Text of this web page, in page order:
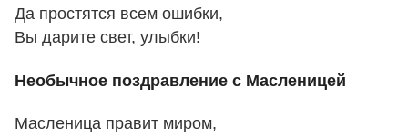
Да простятся всем ошибки,
Вы дарите свет, улыбки!
Необычное поздравление с Масленицей
Масленица правит миром,